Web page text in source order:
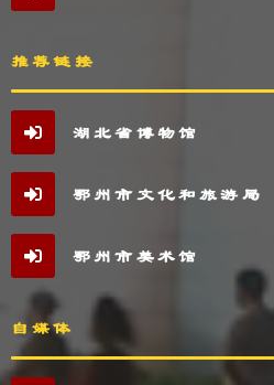
推荐链接
湖北省博物馆
鄂州市文化和旅游局
鄂州市美术馆
自媒体